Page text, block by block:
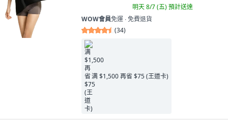
明天 8/7 (五)預計送達
WOW會員免運 ∙ 免費退貨
(34)
满 $1,500 再省 $75 (王道卡)